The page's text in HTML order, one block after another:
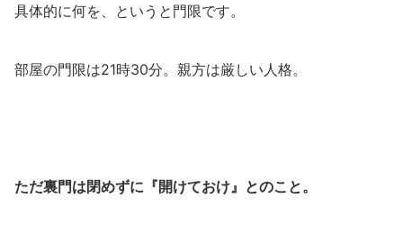
具体的に何を、というと門限です。
部屋の門限は21時30分。親方は厳しい人格。
ただ裏門は閉めずに『開けておけ』とのこと。